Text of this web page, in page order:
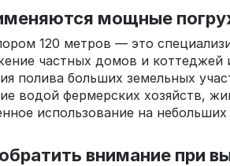
мощные
120 метров — это
частных домов и коттеджей
полива больших земельных
водой фермерских хозяйств,
использование на
внимание при